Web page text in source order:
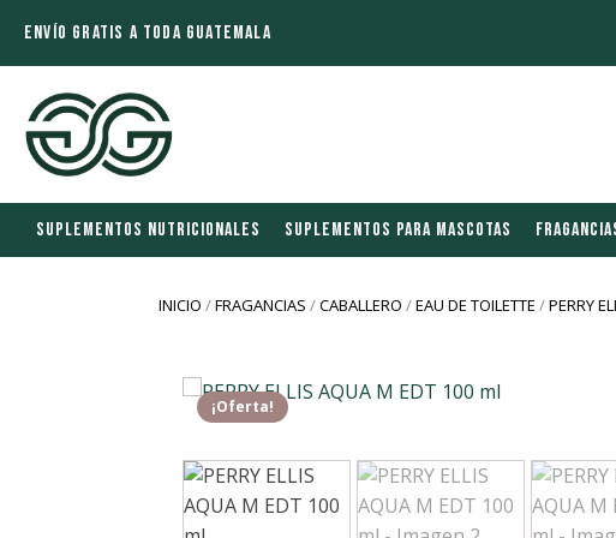
ENVÍO GRATIS A TODA GUATEMALA
SUPLEMENTOS NUTRICIONALES SUPLEMENTOS PARA MASCOTAS
INICIO /FRAGANCIAS /CABALLERO /EAU DE TOILETTE /PERRY
¡Oferta!